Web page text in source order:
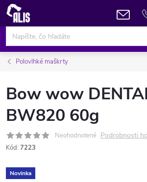
Prejsť
obsah
Polovlhké maškrty
Bow wow
BW820 60g
Neohodnotené Podrobnosti
Kód: 7223
Novinka